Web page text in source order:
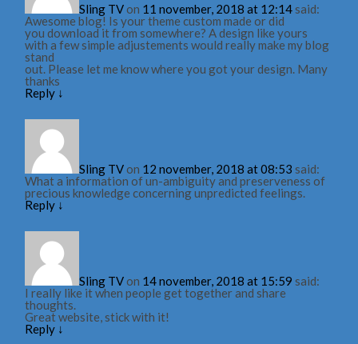
Sling TVon 11 november, 2018 at 12:14said:
Awesome blog! Is your theme custom made or did
you download it from somewhere? A design like yours
with a few simple adjustements would really make my blog
stand
out. Please let me know where you got your design. Many
thanks
Reply ↓
Sling TVon 12 november, 2018 at 08:53 said:
What a information of un-ambiguity and preserveness of
precious knowledge concerning unpredicted feelings.
Reply ↓
Sling TVon 14 november, 2018 at 15:59 said:
I really like it when people get together and share
thoughts.
Great website, stick with it!
Reply ↓